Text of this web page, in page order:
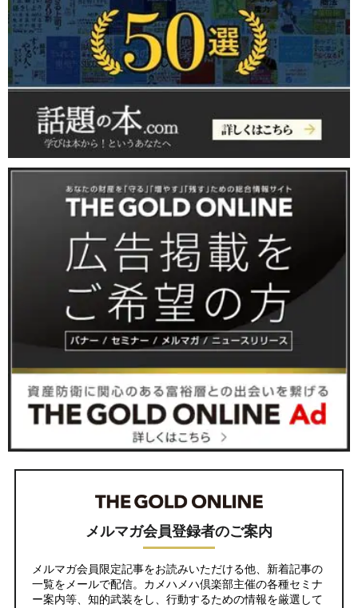
メルマガ会員登録者のご案内
メルマガ会員限定記事をお読みいただける他、新着記事の
一覧をメールで配信。カメハメハ倶楽部主催の各種セミナ
ー案内等、知的武装をし、行動するための情報を厳選して